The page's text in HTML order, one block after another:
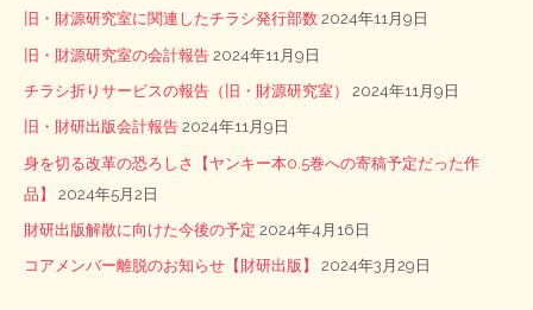
旧・財源研究室に関連したチラシ発行部数 2024年11月9日
旧・財源研究室の会計報告 2024年11月9日
チラシ折りサービスの報告（旧・財源研究室） 2024年11月9日
旧・財研出版会計報告 2024年11月9日
身を切る改革の恐ろしさ【ヤンキー本0.5巻への寄稿予定だった作
品】
2024年5月2日
財研出版解散に向けた今後の予定 2024年4月16日
コアメンバー離脱のお知らせ【財研出版】 2024年3月29日